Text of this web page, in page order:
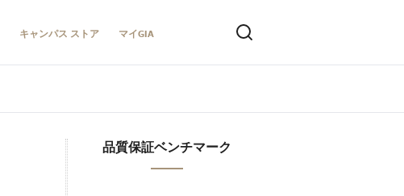
キャンパス ストア マイGIA
品質保証ベンチマーク